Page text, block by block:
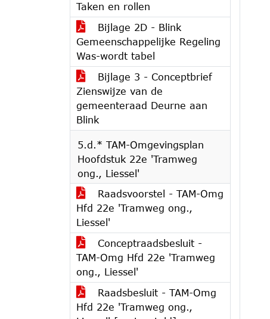
Taken en rollen
Bijlage 2D - Blink
Gemeenschappelijke Regeling
Was-wordt tabel
Bijlage 3 - Conceptbrief
Zienswijze van de
gemeenteraad Deurne aan
Blink
5.d.* TAM-Omgevingsplan
Hoofdstuk 22e 'Tramweg
ong., Liessel'
Raadsvoorstel - TAM-Omg
Hfd 22e 'Tramweg ong.,
Liessel'
Conceptraadsbesluit -
TAM-Omg Hfd 22e 'Tramweg
ong., Liessel'
Raadsbesluit - TAM-Omg
Hfd 22e 'Tramweg ong.,